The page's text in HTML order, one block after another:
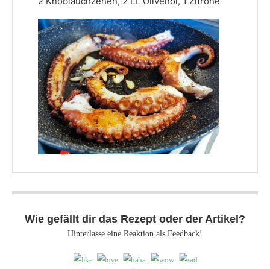
Wie gefällt dir das Rezept oder der Artikel?
Hinterlasse eine Reaktion als Feedback!